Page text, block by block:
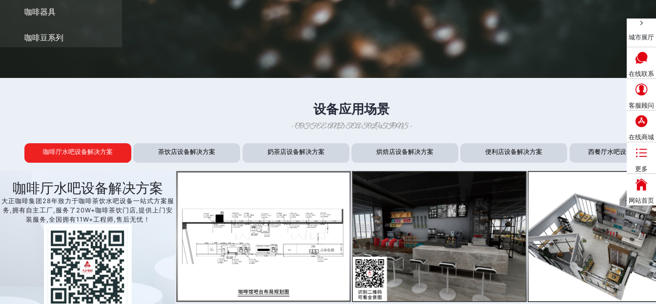
查看详情 > LADETINA传说双头半自动咖啡机 查看详情 >
飞跃半自动咖啡机，飞龙半自动咖啡机，传说半自动咖啡机，传奇半自动咖啡机，仰望星河咖啡机，魔方半自动咖啡机
← 可左右滑动(拖动) →
咖啡器具
咖啡豆系列
设备应用场景
- COFFEE AND TEA SOLUTIONS -
咖啡厅水吧设备解决方案 茶饮店设备解决方案 奶茶店设备解决方案 烘焙店设备解决方案 便利店设备解决方案 西餐厅水吧设备解决方
咖啡厅水吧设备解决方案
大正咖啡集团28年致力于咖啡茶饮水吧设备一站式方案服
务,拥有自主工厂,服务了20W+咖啡茶饮门店,提供上门安
装服务,全国拥有11W+工程师,售后无忧！
城市展厅
在线联系
客服顾问
在线商城
更多
网站首页